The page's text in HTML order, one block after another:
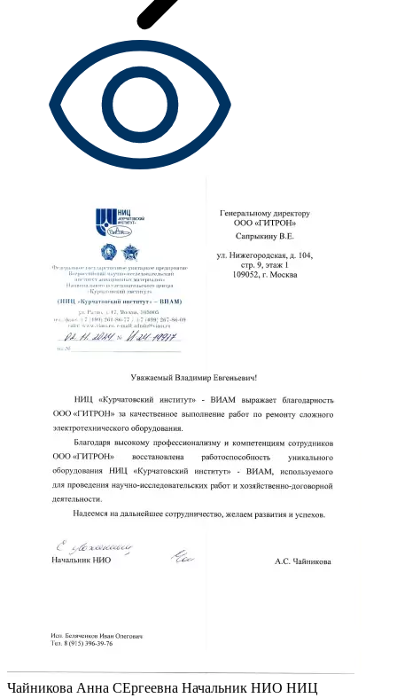
Чайникова Анна СЕргеевна Начальник НИО НИЦ